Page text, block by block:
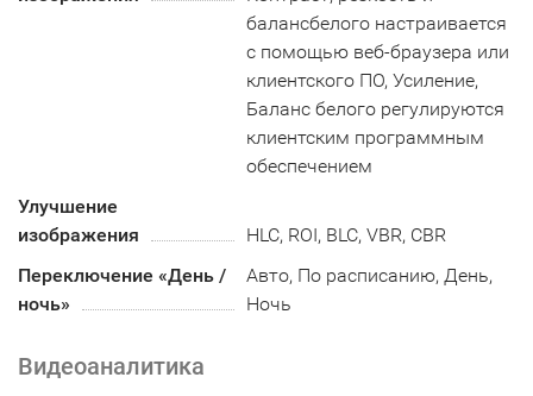
балансбелого настраивается
с помощью веб-браузера или
клиентского ПО, Усиление,
Баланс белого регулируются
клиентским программным
обеспечением
Улучшение
изображения
HLC, ROI, BLC, VBR, CBR
Переключение «День /
ночь»
Авто, По расписанию, День,
Ночь
Видеоаналитика